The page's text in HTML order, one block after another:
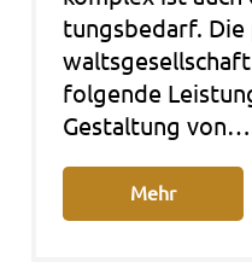
tungs­be­darf.
fol­gen­de
Gestal­tung von…
Mehr